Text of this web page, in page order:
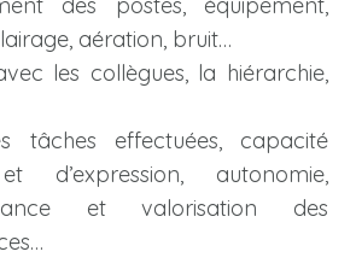
aération, bruit…
les collègues, la hiérarchie,
tâches effectuées, capacité
d’expression, autonomie,
et valorisation des